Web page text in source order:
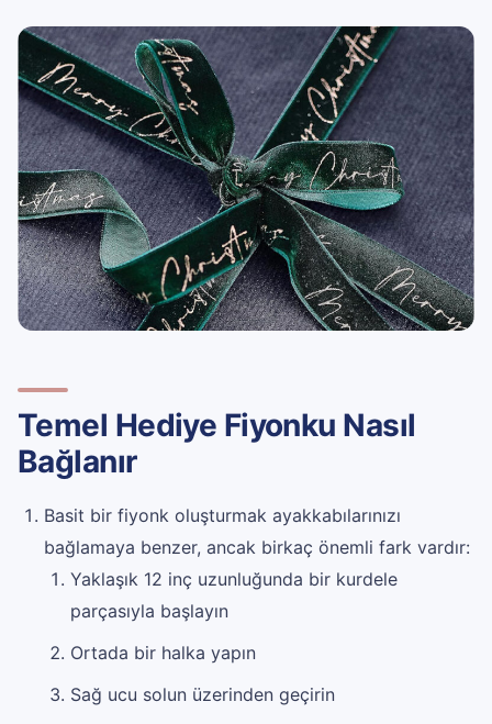
Temel Hediye Fiyonku Nasıl
Bağlanır
Basit bir fiyonk oluşturmak ayakkabılarınızı
bağlamaya benzer, ancak birkaç önemli fark vardır:
Yaklaşık 12 inç uzunluğunda bir kurdele
parçasıyla başlayın
Ortada bir halka yapın
Sağ ucu solun üzerinden geçirin